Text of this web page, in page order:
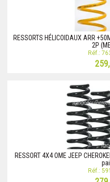
RESSORTS HÉLICOIDAUX ARR
2P
Réf.:
RESSORT 4X4 OME JEEP
Réf.: